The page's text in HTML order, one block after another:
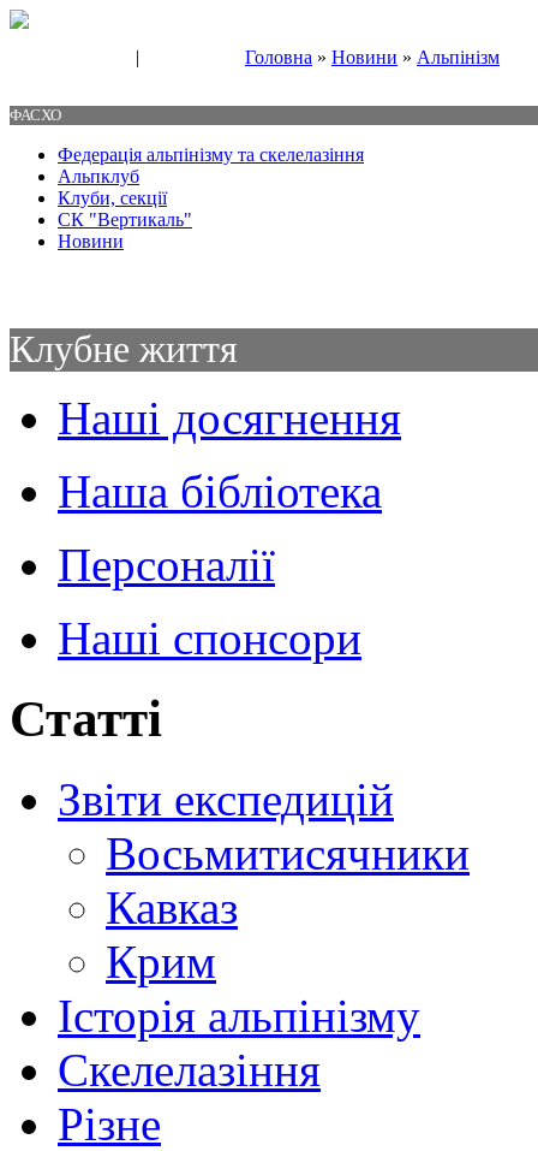
| Головна » Новини » Альпінізм
ФАСХО
Федерація альпінізму та скелелазіння
Альпклуб
Клуби, секції
СК "Вертикаль"
Новини
Клубне життя
Наші досягнення
Наша бібліотека
Персоналії
Наші спонсори
Статті
Звіти експедицій
Восьмитисячники
Кавказ
Крим
Історія альпінізму
Скелелазіння
Різне